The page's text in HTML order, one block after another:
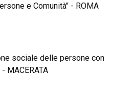
e Comunità" - ROMA
sociale delle persone con
MACERATA